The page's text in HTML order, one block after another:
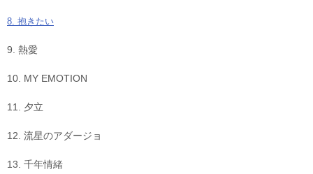
8. 抱きたい
9. 熱愛
10. MY EMOTION
11. 夕立
12. 流星のアダージョ
13. 千年情緒